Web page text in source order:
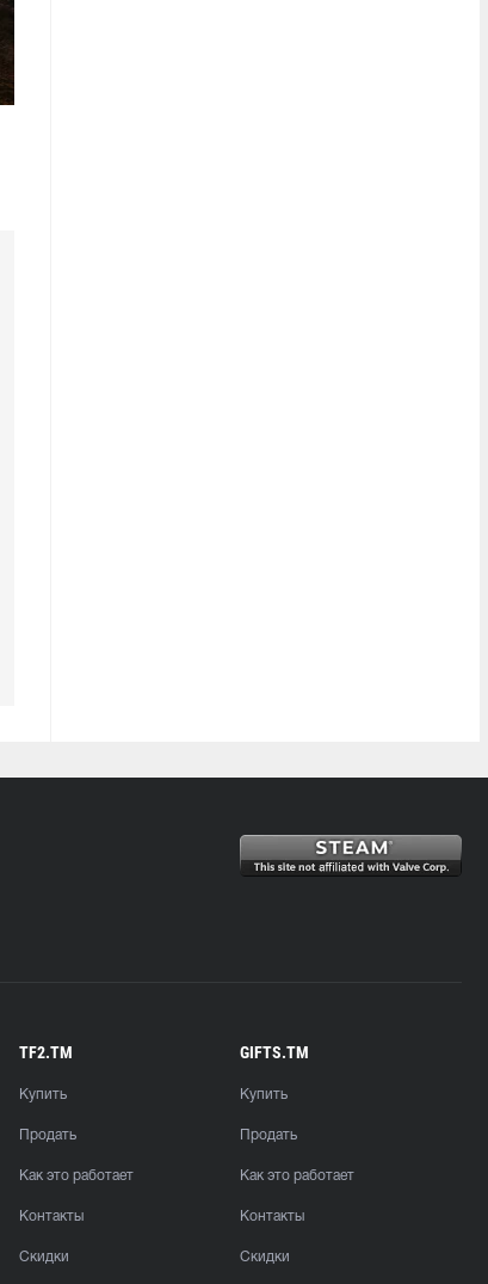
TF2.TM
Купить
Продать
Как это работает
Контакты
Скидки
GIFTS.TM
Купить
Продать
Как это работает
Контакты
Скидки